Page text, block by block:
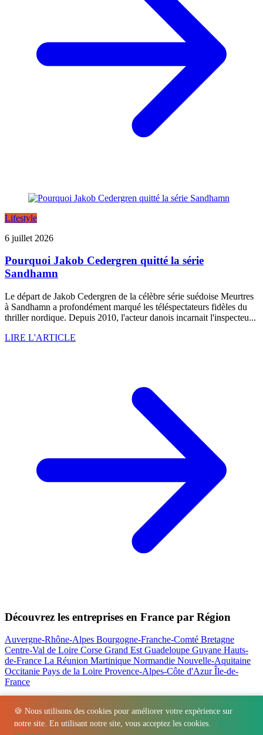
🍪 Nous utilisons des cookies pour améliorer votre expérience sur
notre site. En utilisant notre site, vous acceptez les cookies.
En
Lifestyle
6 juillet 2026
Pourquoi Jakob Cedergren quitté la série
Sandhamn
Le départ de Jakob Cedergren de la célèbre série suédoise Meurtres
à Sandhamn a profondément marqué les téléspectateurs fidèles du
thriller nordique. Depuis 2010, l'acteur danois incarnait l'inspecteu...
LIRE L'ARTICLE
Découvrez les entreprises en France par Région
Auvergne-Rhône-Alpes Bourgogne-Franche-Comté Bretagne
Centre-Val de Loire Corse Grand EstGuadeloupe Guyane Hauts-
de-France La Réunion Martinique Normandie Nouvelle-Aquitaine
Occitanie Pays de la Loire Provence-Alpes-Côte d'AzurÎle-de-
France
Nos actualités les plus consultées
Régions - Départements - Villes - Entreprises - Marques Contact